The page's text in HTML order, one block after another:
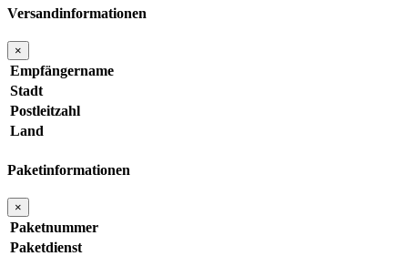
Versandinformationen
×
Empfängername
Stadt
Postleitzahl
Land
Paketinformationen
×
Paketnummer
Paketdienst